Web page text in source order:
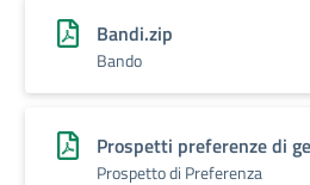
Bandi.zip
Bando
Prospetti preferenze di
Prospetto di Preferenza